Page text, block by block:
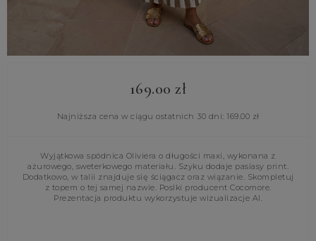
169.00 zł
Najniższa cena w ciągu ostatnich 30 dni: 169.00 zł
Wyjątkowa spódnica Oliviera o długości maxi, wykonana z
ażurowego, sweterkowego materiału. Szyku dodaje pasiasy print.
Dodatkowo, w talii znajduje się ściągacz oraz wiązanie. Skompletuj
z topem o tej samej nazwie. Poslki producent Cocomore.
Prezentacja produktu wykorzystuje wizualizacje AI.